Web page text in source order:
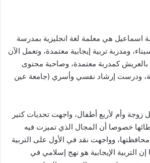
اسماعيل هي معلمة لغة انجليزية بمدرسة
ومدربة تربية إيجابية معتمدة، وتعمل الآن
في أكاديمية Step Up بالعريش كمدربة معتمدة، وصاحبة محتوى
ودرست إرشاد نفسي وأسري (جامعة عين
زوجة وأم لأربع أطفال، واجهت تحديات كتير
خصوصا أن المجال الذي تميزت فيه
وواجهت نقد في الأول على التربية
إن التربية الإيجابية هو نهج إسلامي في